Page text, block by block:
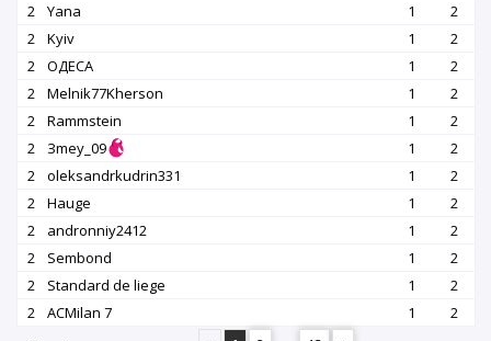
2
Yana 1
2
2
Kyiv 1
2
2
OДЕСА 1
2
2
Melnik77Kherson 1
2
2
Rammstein 1
2
2
Зmey_09 1
2
2
oleksandrkudrin331 1
2
2
Hauge 1
2
2
andronniy2412 1
2
2
Sembond 1
2
2
Standard de liege 1
2
2
ACMilan 7 1
2